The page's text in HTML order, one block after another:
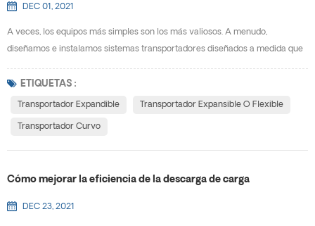
DEC 01, 2021
A veces, los equipos más simples son los más valiosos. A menudo,
diseñamos e instalamos sistemas transportadores diseñados a medida que
estadounidenses en las fábricas. Pero, ¿sabía que uno de los equipos de
productividad de almacén más flexibles y de mejor valor se vende por
ETIQUETAS :
Transportador Expandible Transportador Expansible O Flexible
Transportador Curvo
Cómo mejorar la eficiencia de la descarga de carga
DEC 23, 2021